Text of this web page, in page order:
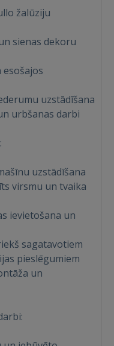
žalūziju
sienas dekoru
esošajos
uzstādīšana
urbšanas darbi
uzstādīšana
virsmu un tvaika
ievietošana un
sagatavotiem
pieslēgumiem
un